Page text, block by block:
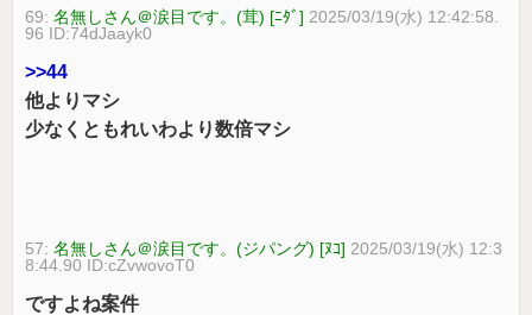
69:名無しさん＠涙目です。(茸) [ﾆﾀﾞ] 2025/03/19(水) 12:42:58.
96 ID:74dJaayk0
>>44
他よりマシ
少なくともれいわより数倍マシ
57:名無しさん＠涙目です。(ジパング) [ﾇｺ] 2025/03/19(水) 12:3
8:44.90 ID:cZvwovoT0
ですよね案件